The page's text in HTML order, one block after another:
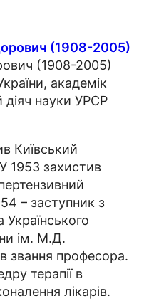
(1908-2005)
академiк
дiяч науки УРСР
Київський
1953 захистив
– заступник з
iм. М.Д.
звання професора.
терапiї в
лiкарiв.